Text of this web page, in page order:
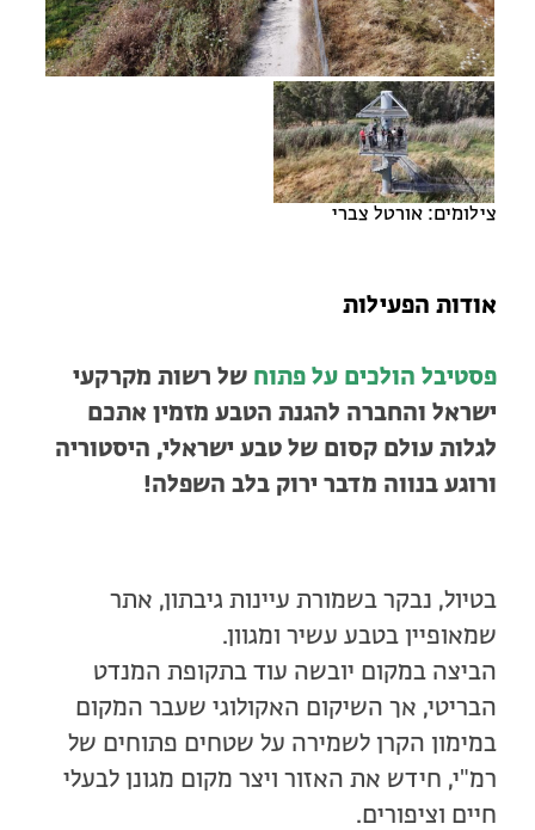
מחנות קיץ
מחנות קיץ
חופשות בבתי ספר שדה
ארץ אהבתי – קבוצות טיולים למבוגרים
צילומים: אורטל צברי
אודות הפעילות
פסטיבל הולכים על פתוח של רשות מקרקעי
ישראל והחברה להגנת הטבע מזמין אתכם
לגלות עולם קסום של טבע ישראלי, היסטוריה
ורוגע בנווה מדבר ירוק בלב השפלה!
בטיול, נבקר בשמורת עיינות גיבתון, אתר
שמאופיין בטבע עשיר ומגוון.
הביצה במקום יובשה עוד בתקופת המנדט
הבריטי, אך השיקום האקולוגי שעבר המקום
במימון הקרן לשמירה על שטחים פתוחים של
רמ"י, חידש את האזור ויצר מקום מגונן לבעלי
חיים וציפורים.